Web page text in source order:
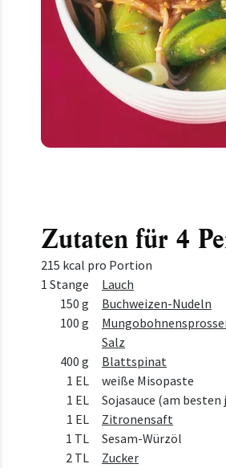
Zutaten für 4
215 kcal pro Portion
MengeZutat
1 Stange
Lauch
150 g
Buchweizen-Nudeln
100 g
Salz
400 g
Blattspinat
1 EL
weiße Misopaste
1 EL
Sojasauce (am besten
1 EL
Zitronensaft
1 TL
Sesam-Würzöl
2 TL
Zucker